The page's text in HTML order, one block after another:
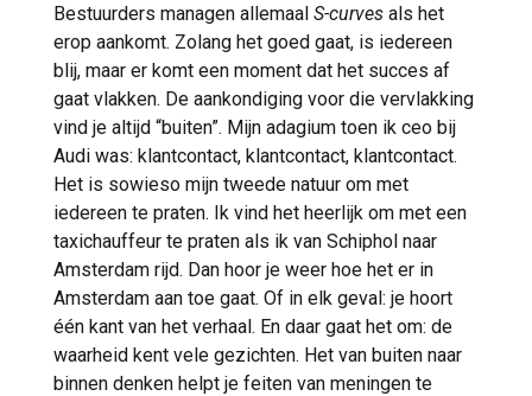
Bestuurders managen allemaal S-curves als het
erop aankomt. Zolang het goed gaat, is iedereen
blij, maar er komt een moment dat het succes af
gaat vlakken. De aankondiging voor die vervlakking
vind je altijd “buiten”. Mijn adagium toen ik ceo bij
Audi was: klantcontact, klantcontact, klantcontact.
Het is sowieso mijn tweede natuur om met
iedereen te praten. Ik vind het heerlijk om met een
taxichauffeur te praten als ik van Schiphol naar
Amsterdam rijd. Dan hoor je weer hoe het er in
Amsterdam aan toe gaat. Of in elk geval: je hoort
één kant van het verhaal. En daar gaat het om: de
waarheid kent vele gezichten. Het van buiten naar
binnen denken helpt je feiten van meningen te